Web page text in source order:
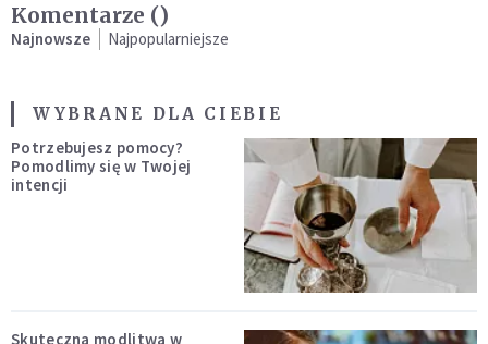
Komentarze ()
Najnowsze Najpopularniejsze
WYBRANE DLA CIEBIE
Potrzebujesz pomocy?
Pomodlimy się w Twojej
intencji
Skuteczna modlitwa w